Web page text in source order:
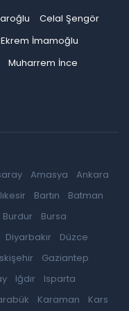
Celal Şengör
Ekrem İmamoğlu
Muharrem İnce
Amasya
Ankara
Bartın
Batman
Burdur
Bursa
Diyarbakır
Düzce
Gaziantep
Iğdır
Isparta
Karaman Kars